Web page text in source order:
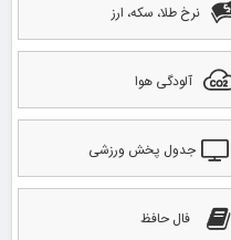
نرخ طلا، سکه، ارز
آلودگی هوا
جدول پخش ورزشی
فال حافظ